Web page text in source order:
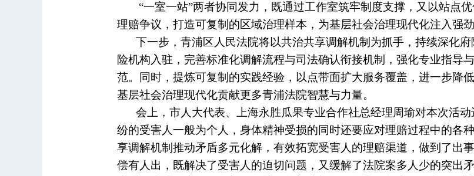
“一室一站”两者协同发力，既通过工作室筑牢制度支撑，又以站点
理赔争议，打造可复制的区域治理样本，为基层社会治理现代化注入强劲
下一步，青浦区人民法院将以共治共享调解机制为抓手，持续深化
险机构入驻，完善标准化调解流程与司法确认衔接机制，强化专业指导
范。同时，提炼可复制的实践经验，以点带面扩大服务覆盖，进一步降
基层社会治理现代化贡献更多青浦法院智慧与力量。
会上，市人大代表、上海永胜瓜果专业合作社总经理周瑜对本次活
纷的受害人一般为个人，身体精神受损的同时还要应对理赔过程中的各
享调解机制推动矛盾多元化解，有效拓宽受害人的理赔渠道，做到了出
偿有人出，既解决了受害人的迫切问题，又缓解了法院案多人少的突出